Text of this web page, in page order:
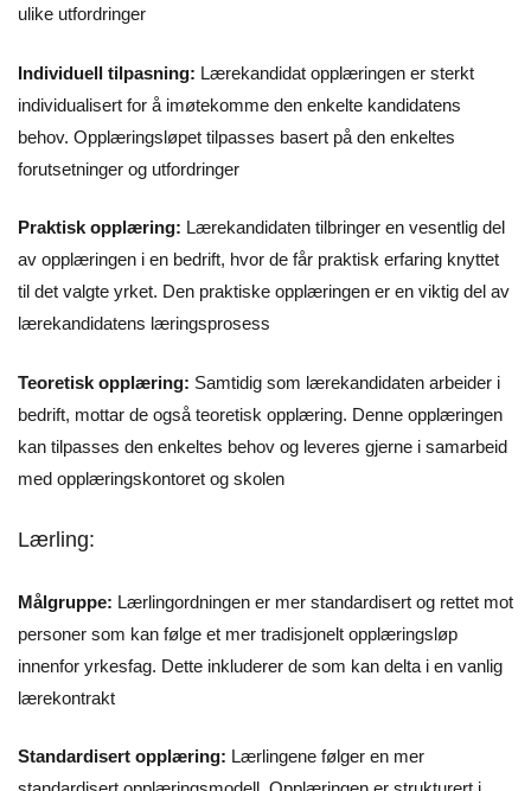
ulike utfordringer
Individuell tilpasning: Lærekandidat opplæringen er sterkt
individualisert for å imøtekomme den enkelte kandidatens
behov. Opplæringsløpet tilpasses basert på den enkeltes
forutsetninger og utfordringer
Praktisk opplæring: Lærekandidaten tilbringer en vesentlig del
av opplæringen i en bedrift, hvor de får praktisk erfaring knyttet
til det valgte yrket. Den praktiske opplæringen er en viktig del av
lærekandidatens læringsprosess
Teoretisk opplæring: Samtidig som lærekandidaten arbeider i
bedrift, mottar de også teoretisk opplæring. Denne opplæringen
kan tilpasses den enkeltes behov og leveres gjerne i samarbeid
med opplæringskontoret og skolen
Lærling:
Målgruppe: Lærlingordningen er mer standardisert og rettet mot
personer som kan følge et mer tradisjonelt opplæringsløp
innenfor yrkesfag. Dette inkluderer de som kan delta i en vanlig
lærekontrakt
Standardisert opplæring: Lærlingene følger en mer